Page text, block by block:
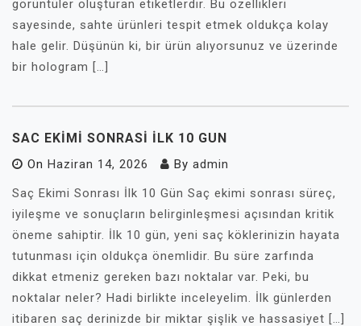
görüntüler oluşturan etiketlerdir. Bu özellikleri
sayesinde, sahte ürünleri tespit etmek oldukça kolay
hale gelir. Düşünün ki, bir ürün alıyorsunuz ve üzerinde
bir hologram […]
SAC EKIMI SONRASI İLK 10 GUN
On Haziran 14, 2026 By admin
Saç Ekimi Sonrası İlk 10 Gün Saç ekimi sonrası süreç,
iyileşme ve sonuçların belirginleşmesi açısından kritik
öneme sahiptir. İlk 10 gün, yeni saç köklerinizin hayata
tutunması için oldukça önemlidir. Bu süre zarfında
dikkat etmeniz gereken bazı noktalar var. Peki, bu
noktalar neler? Hadi birlikte inceleyelim. İlk günlerden
itibaren saç derinizde bir miktar şişlik ve hassasiyet […]